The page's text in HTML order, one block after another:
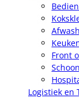
Front
Logistiek en